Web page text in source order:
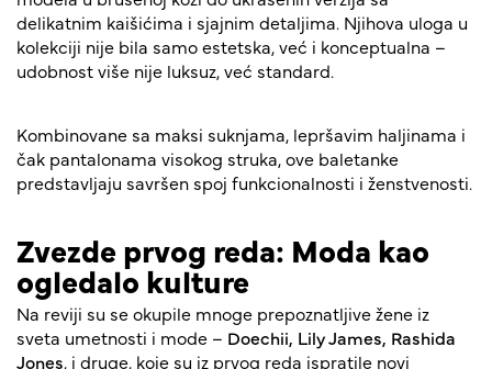
delikatnim kaišićima i sjajnim detaljima. Njihova uloga u
kolekciji nije bila samo estetska, već i konceptualna –
udobnost više nije luksuz, već standard.
Kombinovane sa maksi suknjama, lepršavim haljinama i
čak pantalonama visokog struka, ove baletanke
predstavljaju savršen spoj funkcionalnosti i ženstvenosti.
Zvezde prvog reda: Moda kao
ogledalo kulture
Na reviji su se okupile mnoge prepoznatljive žene iz
sveta umetnosti i mode – Doechii, Lily James, Rashida
Jones, i druge, koje su iz prvog reda ispratile novi